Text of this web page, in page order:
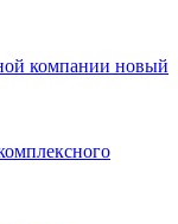
компании новый